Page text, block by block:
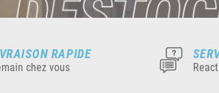
RAPIDE
chez vous